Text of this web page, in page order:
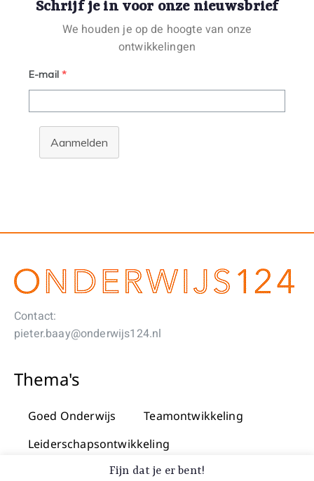
Schrijf je in voor onze nieuwsbrief
We houden je op de hoogte van onze
ontwikkelingen
E-mail *
Aanmelden
Contact:
pieter.baay@onderwijs124.nl
Thema's
Goed Onderwijs
Teamontwikkeling
Leiderschapsontwikkeling
Praktijkgericht onderzoek & innovatie
Fijn dat je er bent!